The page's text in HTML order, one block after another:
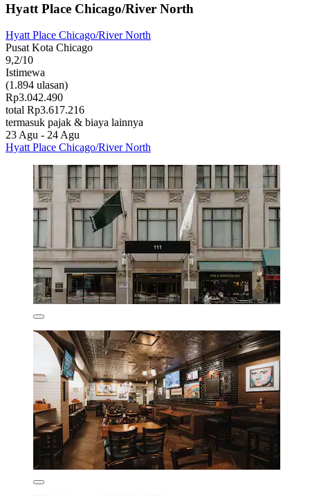
Hyatt Place Chicago/River North
Hyatt Place Chicago/River North
Pusat Kota Chicago
9,2/10
Istimewa
(1.894 ulasan)
Rp3.042.490
total Rp3.617.216
termasuk pajak & biaya lainnya
23 Agu - 24 Agu
Hyatt Place Chicago/River North